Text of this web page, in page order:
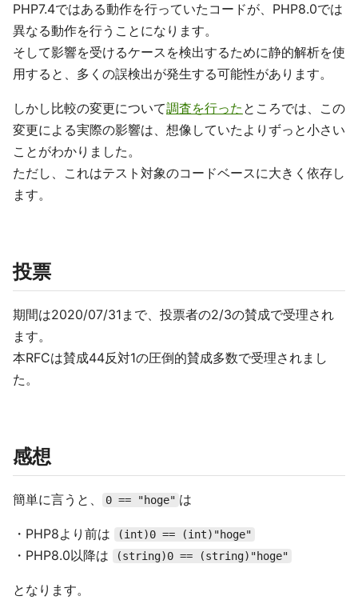
PHP7.4ではある動作を行っていたコードが、PHP8.0では
異なる動作を行うことになります。
そして影響を受けるケースを検出するために静的解析を使
用すると、多くの誤検出が発生する可能性があります。
しかし比較の変更について調査を行った ところでは、この
変更による実際の影響は、想像していたよりずっと小さい
ことがわかりました。
ただし、これはテスト対象のコードベースに大きく依存し
ます。
投票
期間は2020/07/31まで、投票者の2/3の賛成で受理され
ます。
本RFCは賛成44反対1の圧倒的賛成多数で受理されまし
た。
感想
簡単に言うと、 0 == "hoge" は
・PHP8より前は (int)0 == (int)"hoge"
・PHP8.0以降は (string)0 == (string)"hoge"
となります。